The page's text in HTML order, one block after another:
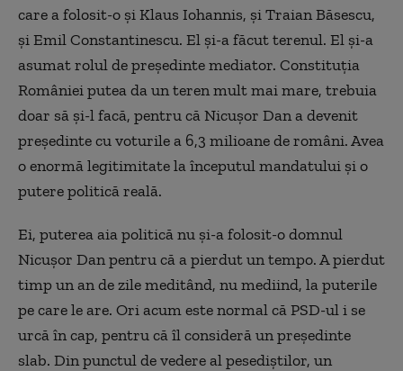
care a folosit-o și Klaus Iohannis, și Traian Băsescu,
și Emil Constantinescu. El și-a făcut terenul. El și-a
asumat rolul de președinte mediator. Constituția
României putea da un teren mult mai mare, trebuia
doar să și-l facă, pentru că Nicușor Dan a devenit
președinte cu voturile a 6,3 milioane de români. Avea
o enormă legitimitate la începutul mandatului și o
putere politică reală.
Ei, puterea aia politică nu și-a folosit-o domnul
Nicușor Dan pentru că a pierdut un tempo. A pierdut
timp un an de zile meditând, nu mediind, la puterile
pe care le are. Ori acum este normal că PSD-ul i se
urcă în cap, pentru că îl consideră un președinte
slab. Din punctul de vedere al pesediștilor, un